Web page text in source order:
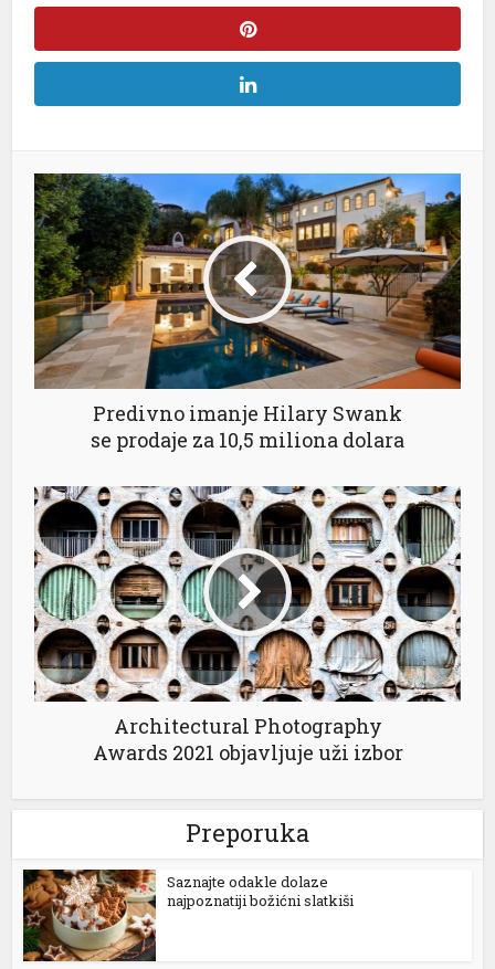
Predivno imanje Hilary Swank
se prodaje za 10,5 miliona dolara
Architectural Photography
Awards 2021 objavljuje uži izbor
Preporuka
Saznajte odakle dolaze
najpoznatiji božićni slatkiši